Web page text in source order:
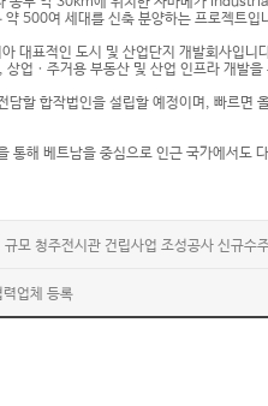
500여 세대를 신축 분양하는 프로젝트입
대표적인 도시 및 산업단지 개발회사입
업ㆍ주거용 부동산 및 산업 인프라 개발
담할 합작법인을 설립할 예정이며, 빠르면
통해 베트남을 중심으로 인근 국가에서도
모 청주전시관 건립사업 조성공사 신규수
업체 등록